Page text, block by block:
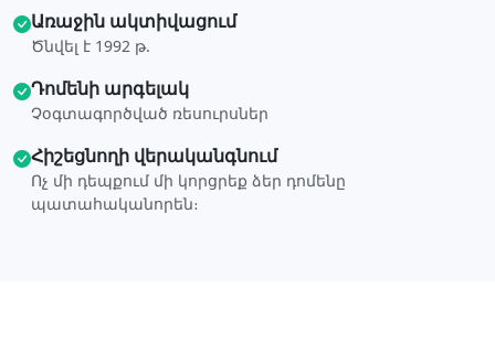
Առաջին ակտիվացում
Ծնվել է 1992 թ.
Դոմենի արգելակ
Չօգտագործված ռեսուրսներ
Հիշեցնողի վերականգնում
Ոչ մի դեպքում մի կորցրեք ձեր դոմենը
պատահականորեն։